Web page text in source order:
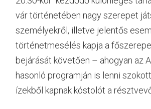
vár történetében nagy szerepet
személyekről, illetve jelentős
történetmesélés kapja a
bejárását követően – ahogyan az
hasonló programján is lenni
ízekből kapnak kóstolót a